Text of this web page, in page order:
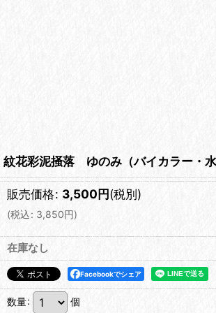
紋花彩泥掻落 ゆのみ（バイカラー
販売価格: 3,500円(税別)
(税込: 3,850円)
在庫なし
Facebookでシェア
数量: 個